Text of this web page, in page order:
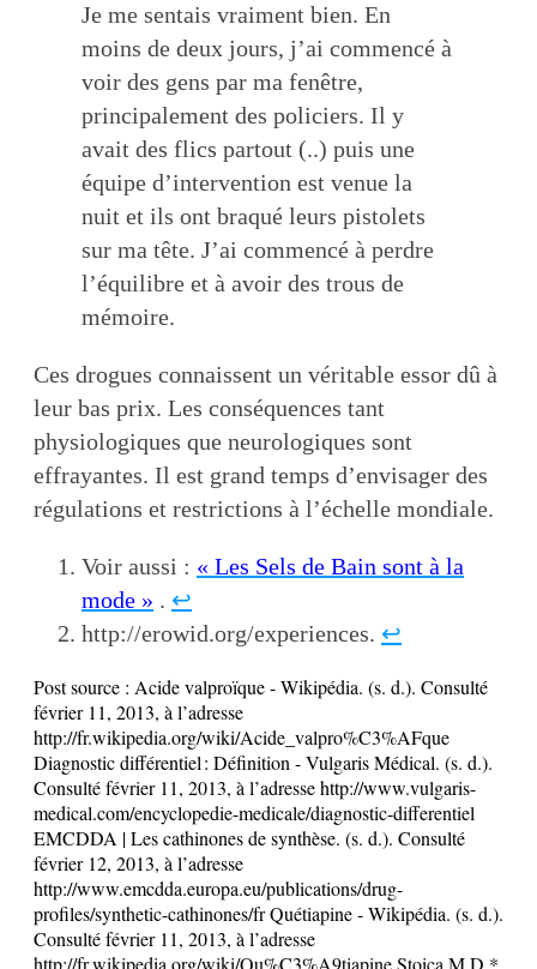
Je me sentais vraiment bien. En
moins de deux jours, j’ai commencé à
voir des gens par ma fenêtre,
principalement des policiers. Il y
avait des flics partout (..) puis une
équipe d’intervention est venue la
nuit et ils ont braqué leurs pistolets
sur ma tête. J’ai commencé à perdre
l’équilibre et à avoir des trous de
mémoire.
Ces drogues connaissent un véritable essor dû à
leur bas prix. Les conséquences tant
physiologiques que neurologiques sont
effrayantes. Il est grand temps d’envisager des
régulations et restrictions à l’échelle mondiale.
Voir aussi : « Les Sels de Bain sont à la
mode » . ↩
http://erowid.org/experiences. ↩
Post source : Acide valproïque - Wikipédia. (s. d.). Consulté
février 11, 2013, à l’adresse
http://fr.wikipedia.org/wiki/Acide_valpro%C3%AFque
Diagnostic différentiel : Définition - Vulgaris Médical. (s. d.).
Consulté février 11, 2013, à l’adresse http://www.vulgaris-
medical.com/encyclopedie-medicale/diagnostic-differentiel
EMCDDA | Les cathinones de synthèse. (s. d.). Consulté
février 12, 2013, à l’adresse
http://www.emcdda.europa.eu/publications/drug-
profiles/synthetic-cathinones/fr Quétiapine - Wikipédia. (s. d.).
Consulté février 11, 2013, à l’adresse